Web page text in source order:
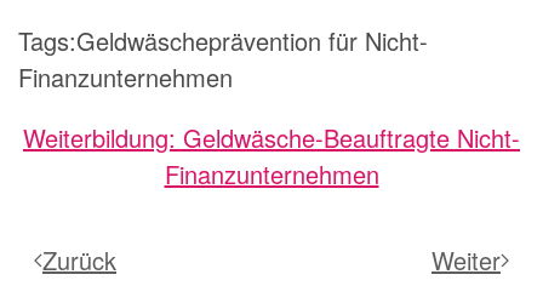
Tags:Geldwäscheprävention für Nicht-
Finanzunternehmen
Weiterbildung: Geldwäsche-Beauftragte Nicht-
Finanzunternehmen
Zurück Weiter